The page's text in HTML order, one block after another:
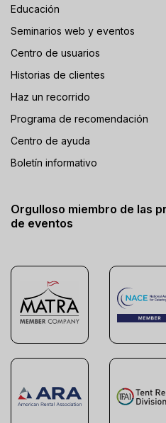
Educación
Seminarios web y eventos
Centro de usuarios
Historias de clientes
Haz un recorrido
Programa de recomendación
Centro de ayuda
Boletín informativo
Orgulloso miembro de las
de eventos